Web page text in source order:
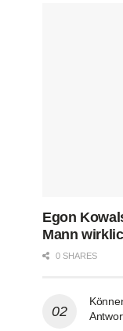
Egon
Mann
0 SHARES